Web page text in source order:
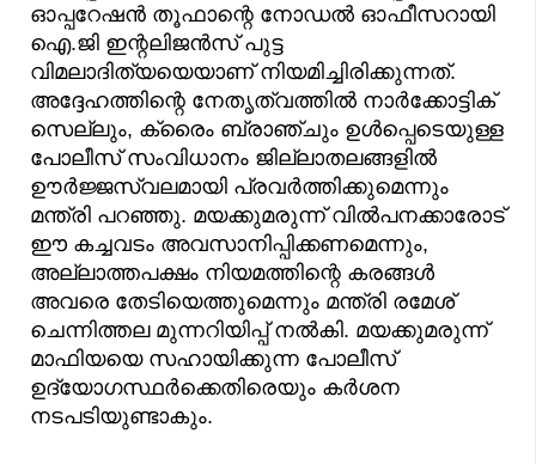
ഓപ്പറേഷൻ തൂഫാന്റെ നോഡൽ ഓഫീസറായി
ഐ.ജി ഇന്റലിജൻസ് പുട്ട
വിമലാദിത്യയെയാണ് നിയമിച്ചിരിക്കുന്നത്.
അദ്ദേഹത്തിന്റെ നേതൃത്വത്തിൽ നാർക്കോട്ടിക്
സെല്ലും, ക്രൈം ബ്രാഞ്ചും ഉൾപ്പെടെയുള്ള
പോലീസ് സംവിധാനം ജില്ലാതലങ്ങളിൽ
ഊർജ്ജസ്വലമായി പ്രവർത്തിക്കുമെന്നും
മന്ത്രി പറഞ്ഞു. മയക്കുമരുന്ന് വിൽപനക്കാരോട്
ഈ കച്ചവടം അവസാനിപ്പിക്കണമെന്നും,
അല്ലാത്തപക്ഷം നിയമത്തിന്റെ കരങ്ങൾ
അവരെ തേടിയെത്തുമെന്നും മന്ത്രി രമേശ്
ചെന്നിത്തല മുന്നറിയിപ്പ് നൽകി. മയക്കുമരുന്ന്
മാഫിയയെ സഹായിക്കുന്ന പോലീസ്
ഉദ്യോഗസ്ഥർക്കെതിരെയും കർശന
നടപടിയുണ്ടാകും.